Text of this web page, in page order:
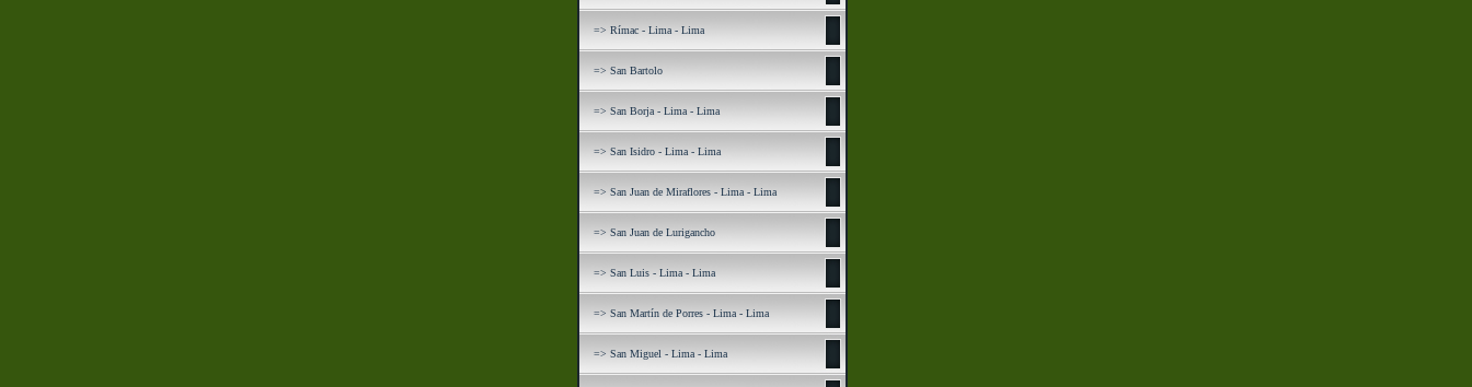
=> Rímac - Lima - Lima
=> San Bartolo
=> San Borja - Lima - Lima
=> San Isidro - Lima - Lima
=> San Juan de Miraflores - Lima - Lima
=> San Juan de Lurigancho
=> San Luis - Lima - Lima
=> San Martín de Porres - Lima - Lima
=> San Miguel - Lima - Lima